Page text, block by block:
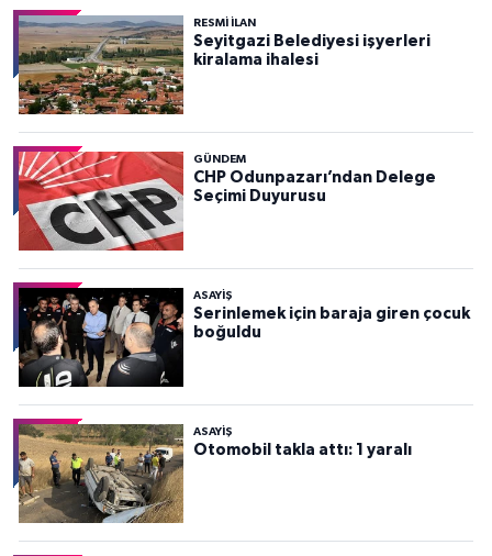
RESMİ İLAN
Seyitgazi Belediyesi işyerleri
kiralama ihalesi
GÜNDEM
CHP Odunpazarı’ndan Delege
Seçimi Duyurusu
ASAYİŞ
Serinlemek için baraja giren çocuk
boğuldu
ASAYİŞ
Otomobil takla attı: 1 yaralı